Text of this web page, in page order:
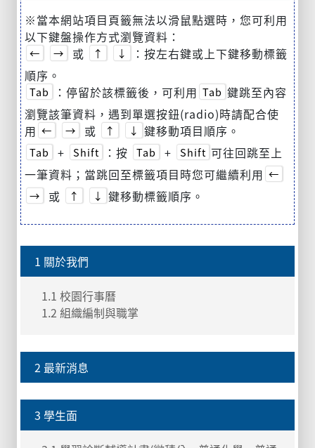
※當本網站項目頁籤無法以滑鼠點選時，您可利用
以下鍵盤操作方式瀏覽資料：
← → 或 ↑ ↓
：按左右鍵或上下鍵移動標籤
順序。
Tab ：停留於該標籤後，可利用 Tab 鍵跳至內容
瀏覽該筆資料，遇到單選按鈕(radio)時請配合使
用 ← → 或 ↑ ↓ 鍵移動項目順序。
Tab + Shift ：按 Tab + Shift 可往回跳至上
一筆資料；當跳回至標籤項目時您可繼續利用 ←
→
或 ↑ ↓ 鍵移動標籤順序。
1 關於我們
1.1 校園行事曆
1.2 組織編制與職掌
2 最新消息
3 學生面